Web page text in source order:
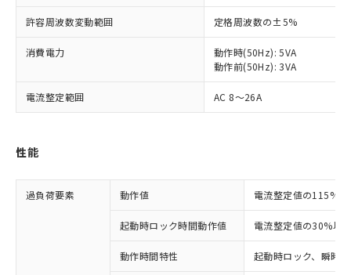
許容周波数変動範囲 定格周波数の±5%
消費電力
動作時(50Hz): 5VA
動作前(50Hz): 3VA
電流整定範囲 AC 8～26A
性能
過負荷要素 動作値 電流整定値の115%
起動時ロック時間動作値 電流整定値の30%以
動作時間特性 起動時ロック、瞬時